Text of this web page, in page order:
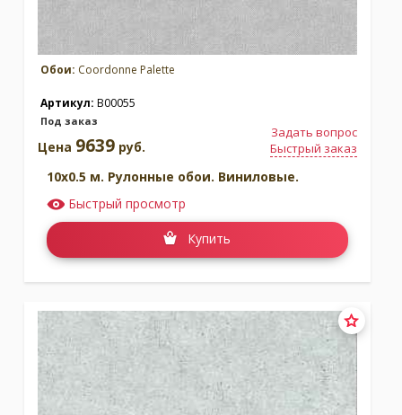
Коллекция:
Palacio de Cristal
Бренд:
Под заказ Под заказ
Обои: Coordonne Palette
Артикул: B00055
Под заказ
Задать вопрос
Быстрый заказ
Цена 9639 руб.
10x0.5 м. Рулонные обои. Виниловые.
Быстрый просмотр
Купить